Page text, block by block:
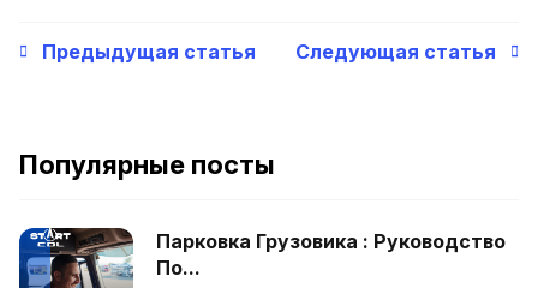
Предыдущая статья Следующая статья
Популярные посты
Парковка Грузовика : Руководство
По...